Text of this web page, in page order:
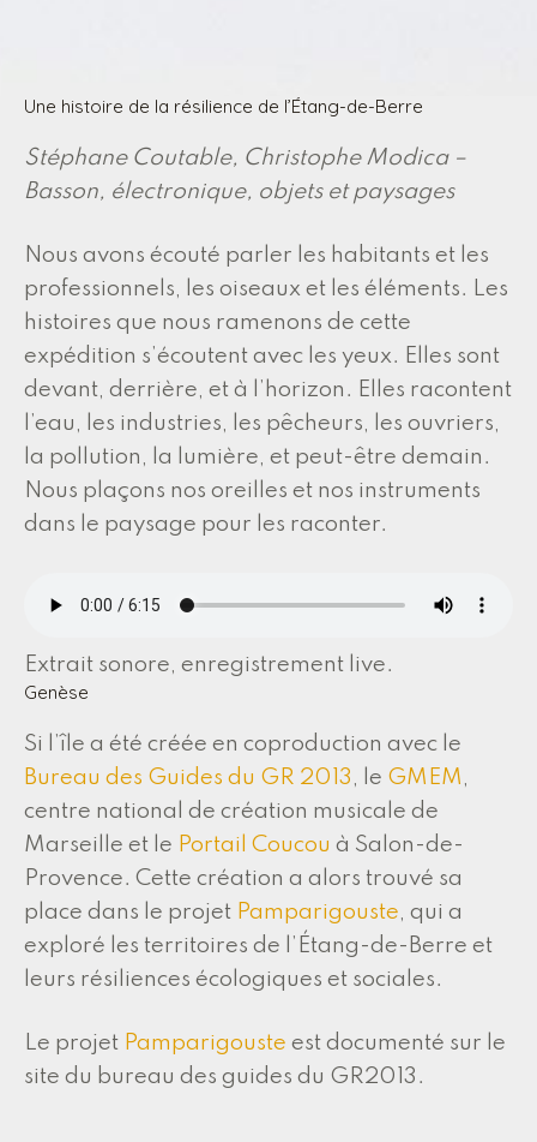
Une histoire de la résilience de l’Étang-de-Berre
Stéphane Coutable, Christophe Modica –
Basson, électronique, objets et paysages
Nous avons écouté parler les habitants et les
professionnels, les oiseaux et les éléments. Les
histoires que nous ramenons de cette
expédition s’écoutent avec les yeux. Elles sont
devant, derrière, et à l’horizon. Elles racontent
l’eau, les industries, les pêcheurs, les ouvriers,
la pollution, la lumière, et peut-être demain.
Nous plaçons nos oreilles et nos instruments
dans le paysage pour les raconter.
Extrait sonore, enregistrement live.
Genèse
Si l’île a été créée en coproduction avec le
Bureau des Guides du GR 2013
, le GMEM
centre national de création musicale de
Marseille et le Portail Coucou à Salon-de-
Provence. Cette création a alors trouvé sa
place dans le projet Pamparigouste , qui a
exploré les territoires de l’Étang-de-Berre et
leurs résiliences écologiques et sociales.
Le projet Pamparigouste est documenté sur le
site du bureau des guides du GR2013.